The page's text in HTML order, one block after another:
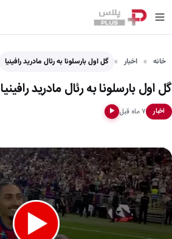
خانه اخبار گل اول بارسلونا به رئال مادرید رافینیا
گل اول بارسلونا به رئال مادرید رافینیا
اخبار ۷ ماه قبل ▶